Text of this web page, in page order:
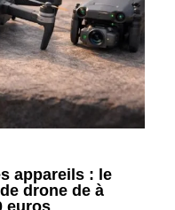
appareils : le
drone de à
euros